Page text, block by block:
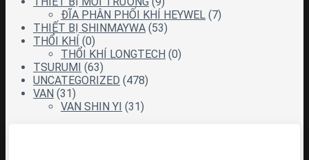
ĐĨA PHÂN PHỐI KHÍ HEYWEL (7)
THIẾT BỊ SHINMAYWA (53)
THỔI KHÍ (0)
THỔI KHÍ LONGTECH (0)
TSURUMI (63)
UNCATEGORIZED (478)
VAN (31)
VAN SHIN YI (31)